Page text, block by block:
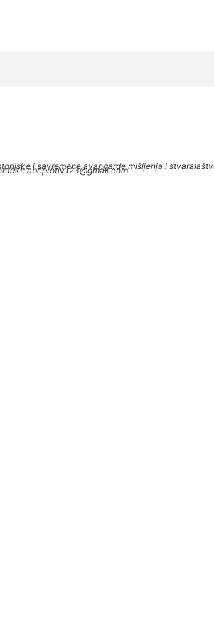
i savremene avangarde mišljenja i
abcprotiv123@gmail.com